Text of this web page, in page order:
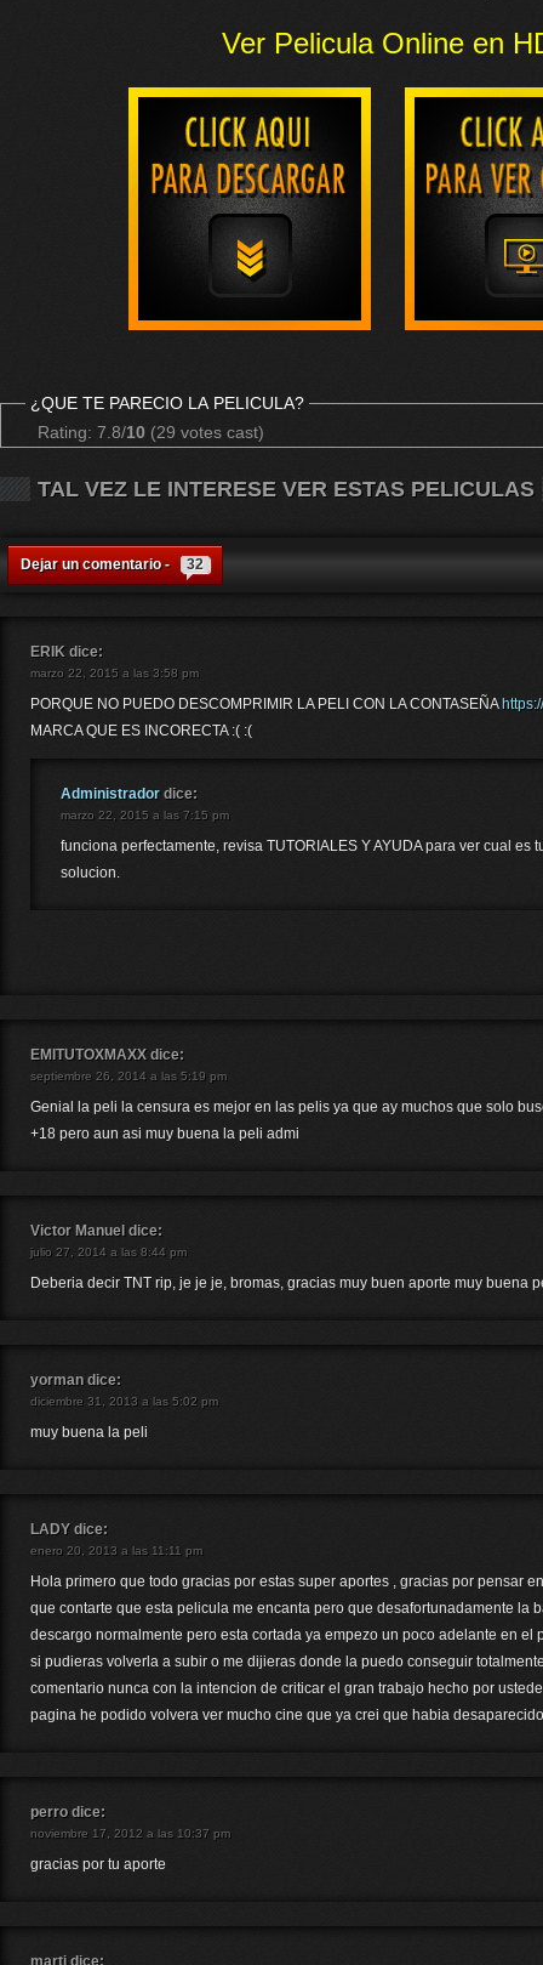
Ver Pelicula Online en
¿QUE TE PARECIO LA PELICULA?
Rating: 7.8/10 (29 votes cast)
TAL VEZ LE INTERESE VER ESTAS PELICULAS
Dejar un comentario - 32
ERIK dice:
marzo 22, 2015 a las 3:58 pm
PORQUE NO PUEDO DESCOMPRIMIR LA PELI CON LA CONTASEÑA
MARCA QUE ES INCORECTA :( :(
Administrador dice:
marzo 22, 2015 a las 7:15 pm
funciona perfectamente, revisa TUTORIALES Y AYUDA para ver cual es
solucion.
EMITUTOXMAXX dice:
septiembre 26, 2014 a las 5:19 pm
Genial la peli la censura es mejor en las pelis ya que ay muchos que solo
+18 pero aun asi muy buena la peli admi
Victor Manuel dice:
julio 27, 2014 a las 8:44 pm
Deberia decir TNT rip, je je je, bromas, gracias muy buen aporte muy buena
yorman dice:
diciembre 31, 2013 a las 5:02 pm
muy buena la peli
LADY dice:
enero 20, 2013 a las 11:11 pm
Hola primero que todo gracias por estas super aportes , gracias por pensar
que contarte que esta pelicula me encanta pero que desafortunadamente la
descargo normalmente pero esta cortada ya empezo un poco adelante en el
si pudieras volverla a subir o me dijieras donde la puedo conseguir
comentario nunca con la intencion de criticar el gran trabajo hecho por
pagina he podido volvera ver mucho cine que ya crei que habia desaparecido
perro dice:
noviembre 17, 2012 a las 10:37 pm
gracias por tu aporte
marti dice: